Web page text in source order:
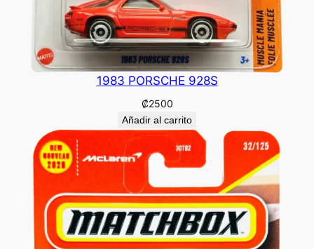
1983 PORSCHE 928S
₡2500
Añadir al carrito